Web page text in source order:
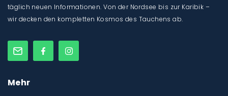
täglich neuen Informationen. Von der Nordsee bis zur Karibik –
wir decken den kompletten Kosmos des Tauchens ab.
Mehr